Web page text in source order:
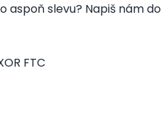
slevu? Napiš nám do
FTC